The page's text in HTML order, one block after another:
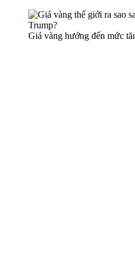
Giá vàng hướng đến mức